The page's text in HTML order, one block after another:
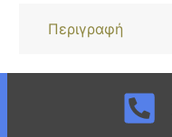
Περιγραφή